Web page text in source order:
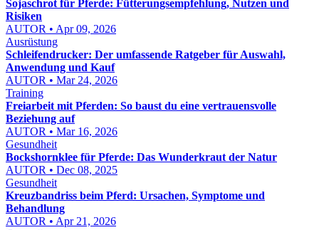
Sojaschrot für Pferde: Fütterungsempfehlung, Nutzen und
Risiken
AUTOR • Apr 09, 2026
Ausrüstung
Schleifendrucker: Der umfassende Ratgeber für Auswahl,
Anwendung und Kauf
AUTOR • Mar 24, 2026
Training
Freiarbeit mit Pferden: So baust du eine vertrauensvolle
Beziehung auf
AUTOR • Mar 16, 2026
Gesundheit
Bockshornklee für Pferde: Das Wunderkraut der Natur
AUTOR • Dec 08, 2025
Gesundheit
Kreuzbandriss beim Pferd: Ursachen, Symptome und
Behandlung
AUTOR • Apr 21, 2026